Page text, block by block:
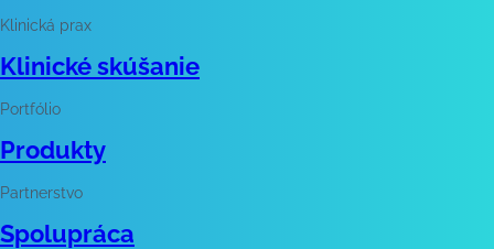
Klinická prax
Klinické skúšanie
Portfólio
Produkty
Partnerstvo
Spolupráca